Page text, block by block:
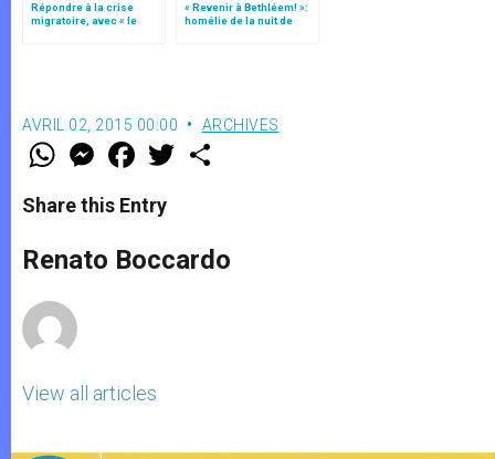
Répondre à la crise
migratoire, avec « le
« Revenir à Bethléem! »:
homélie de la nuit de
Noël (texte complet)
AVRIL 02, 2015 00:00 ARCHIVES
W
t
s
p
p
M
e
s
e
g
e
F
a
e
b
o
k
w
r
Share this Entry
Renato Boccardo
View all articles